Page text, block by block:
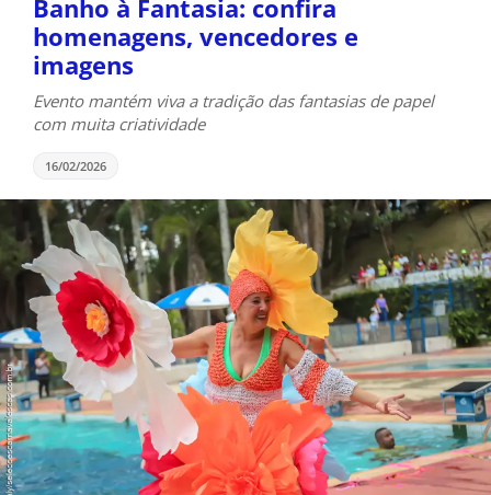
Banho à Fantasia: confira
homenagens, vencedores e
imagens
Evento mantém viva a tradição das fantasias de papel
com muita criatividade
16/02/2026